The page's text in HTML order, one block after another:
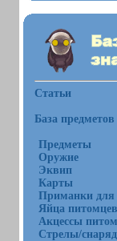
Статьи
База предметов
Предметы
Оружие
Эквип
Карты
Приманки для
Яйца питомцев
Акцессы
Стрелы/